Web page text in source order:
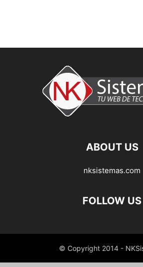
ABOUT US
nksistemas.com
FOLLOW US
© Copyright 2014 -